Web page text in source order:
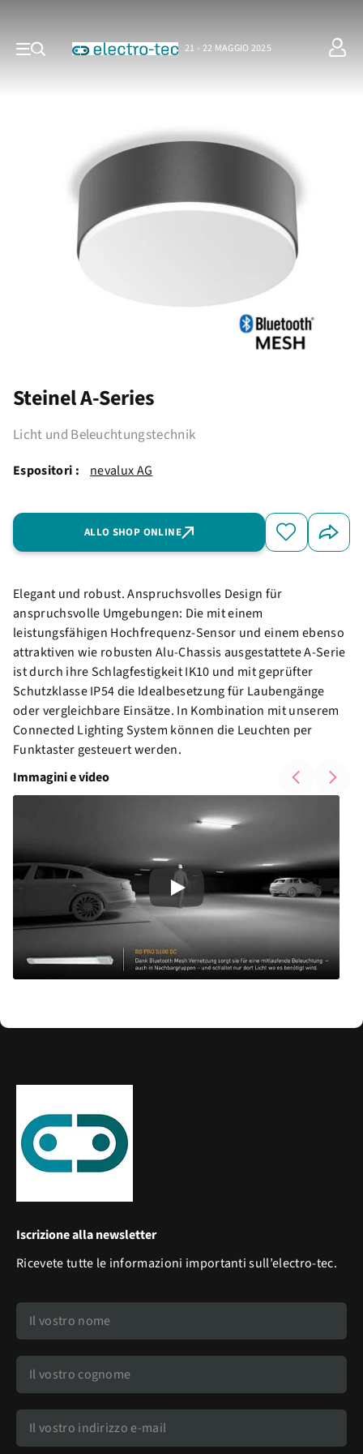
21 - 22 MAGGIO 2025
Steinel A-Series
Licht und Beleuchtungstechnik
Espositori : nevalux AG
ALLO SHOP ONLINE
Elegant und robust. Anspruchsvolles Design für
anspruchsvolle Umgebungen: Die mit einem
leistungsfähigen Hochfrequenz-Sensor und einem ebenso
attraktiven wie robusten Alu-Chassis ausgestattete A-Serie
ist durch ihre Schlagfestigkeit IK10 und mit geprüfter
Schutzklasse IP54 die Idealbesetzung für Laubengänge
oder vergleichbare Einsätze. In Kombination mit unserem
Connected Lighting System können die Leuchten per
Funktaster gesteuert werden.
Play
Immagini e video
Iscrizione alla newsletter
Ricevete tutte le informazioni importanti sull’electro-tec.